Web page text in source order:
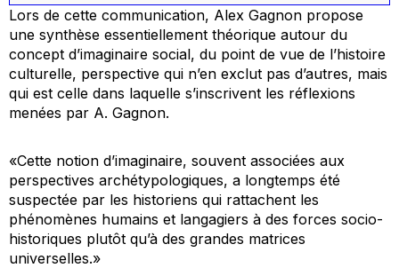
Lors de cette communication, Alex Gagnon propose
une synthèse essentiellement théorique autour du
concept d’imaginaire social, du point de vue de l’histoire
culturelle, perspective qui n’en exclut pas d’autres, mais
qui est celle dans laquelle s’inscrivent les réflexions
menées par A. Gagnon.
«Cette notion d’imaginaire, souvent associées aux
perspectives archétypologiques, a longtemps été
suspectée par les historiens qui rattachent les
phénomènes humains et langagiers à des forces socio-
historiques plutôt qu’à des grandes matrices
universelles.»